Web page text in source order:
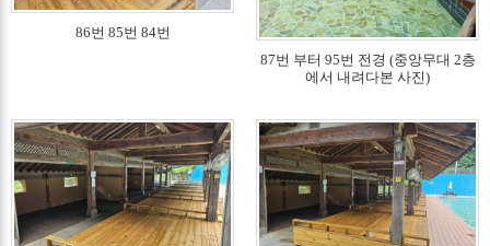
86번 85번 84번
87번 부터 95번 전경 (중앙무대 2층
에서 내려다본 사진)